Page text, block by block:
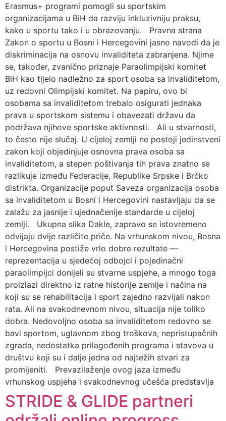
Erasmus+ programi pomogli su sportskim
organizacijama u BiH da razviju inkluzivniju praksu,
kako u sportu tako i u obrazovanju. Pravna strana
Zakon o sportu u Bosni i Hercegovini jasno navodi da je
diskriminacija na osnovu invaliditeta zabranjena. Njime
se, također, zvanično priznaje Paraolimpijski komitet
BiH kao tijelo nadležno za sport osoba sa invaliditetom,
uz redovni Olimpijski komitet. Na papiru, ovo bi
osobama sa invaliditetom trebalo osigurati jednaka
prava u sportskom sistemu i obavezati državu da
podržava njihove sportske aktivnosti. Ali u stvarnosti,
to često nije slučaj. U cijeloj zemlji ne postoji jedinstveni
zakon koji objedinjuje osnovna prava osoba sa
invaliditetom, a stepen poštivanja tih prava znatno se
razlikuje između Federacije, Republike Srpske i Brčko
distrikta. Organizacije poput Saveza organizacija osoba
sa invaliditetom u Bosni i Hercegovini nastavljaju da se
zalažu za jasnije i ujednačenije standarde u cijeloj
zemlji. Ukupna slika Dakle, zapravo se istovremeno
odvijaju dvije različite priče. Na vrhunskom nivou, Bosna
i Hercegovina postiže vrlo dobre rezultate —
reprezentacija u sjedećoj odbojci i pojedinačni
paraolimpijci donijeli su stvarne uspjehe, a mnogo toga
proizlazi direktno iz ratne historije zemlje i načina na
koji su se rehabilitacija i sport zajedno razvijali nakon
rata. Ali na svakodnevnom nivou, situacija nije toliko
dobra. Nedovoljno osoba sa invaliditetom redovno se
bavi sportom, uglavnom zbog troškova, nepristupačnih
zgrada, nedostatka prilagođenih programa i stavova u
društvu koji su i dalje jedna od najtežih stvari za
promijeniti. Prevazilaženje ovog jaza između
vrhunskog uspjeha i svakodnevnog učešća predstavlja
STRIDE & GLIDE partneri